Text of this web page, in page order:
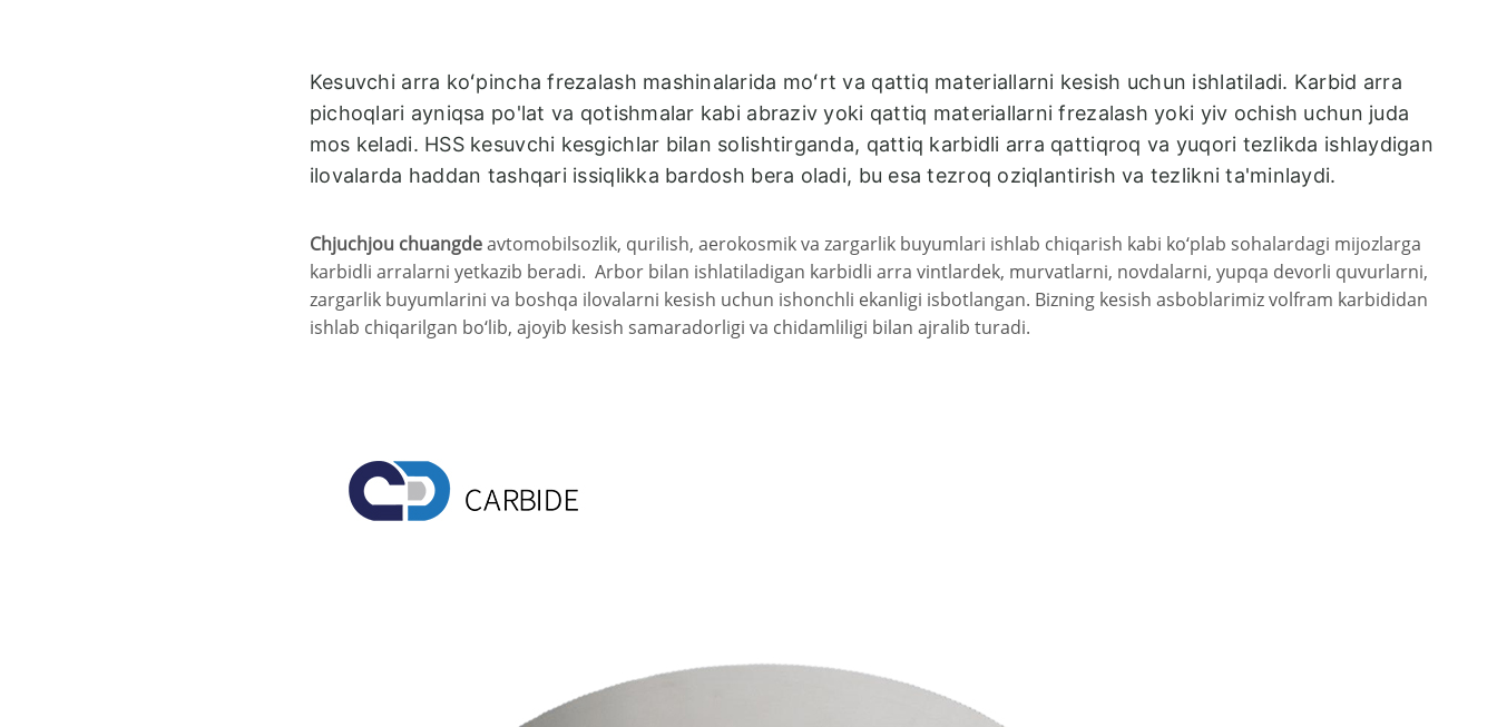
Kesuvchi arra koʻpincha frezalash mashinalarida moʻrt va qattiq materiallarni kesish uchun ishlatiladi. Karbid arra
pichoqlari ayniqsa po'lat va qotishmalar kabi abraziv yoki qattiq materiallarni frezalash yoki yiv ochish uchun juda
mos keladi. HSS kesuvchi kesgichlar bilan solishtirganda, qattiq karbidli arra qattiqroq va yuqori tezlikda ishlaydigan
ilovalarda haddan tashqari issiqlikka bardosh bera oladi, bu esa tezroq oziqlantirish va tezlikni ta'minlaydi.
Chjuchjou chuangdeavtomobilsozlik, qurilish, aerokosmik va zargarlik buyumlari ishlab chiqarish kabi ko‘plab sohalardagi mijozlarga
karbidli arralarni yetkazib beradi. Arbor bilan ishlatiladigan karbidli arra vintlardek, murvatlarni, novdalarni, yupqa devorli quvurlarni,
zargarlik buyumlarini va boshqa ilovalarni kesish uchun ishonchli ekanligi isbotlangan. Bizning kesish asboblarimiz volfram karbididan
ishlab chiqarilgan bo‘lib, ajoyib kesish samaradorligi va chidamliligi bilan ajralib turadi.